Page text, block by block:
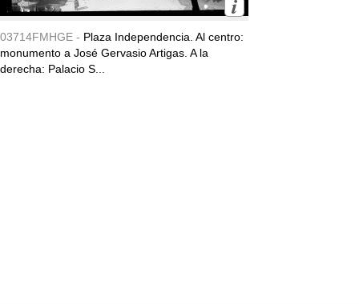
03714FMHGE - Plaza Independencia. Al centro:
monumento a José Gervasio Artigas. A la
derecha: Palacio S...